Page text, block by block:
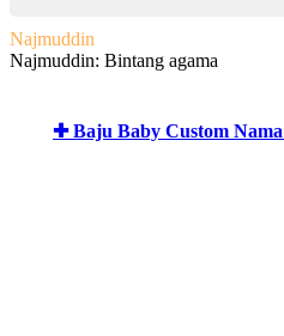
Najmuddin
Najmuddin: Bintang agama
✚ Baju Baby Custom